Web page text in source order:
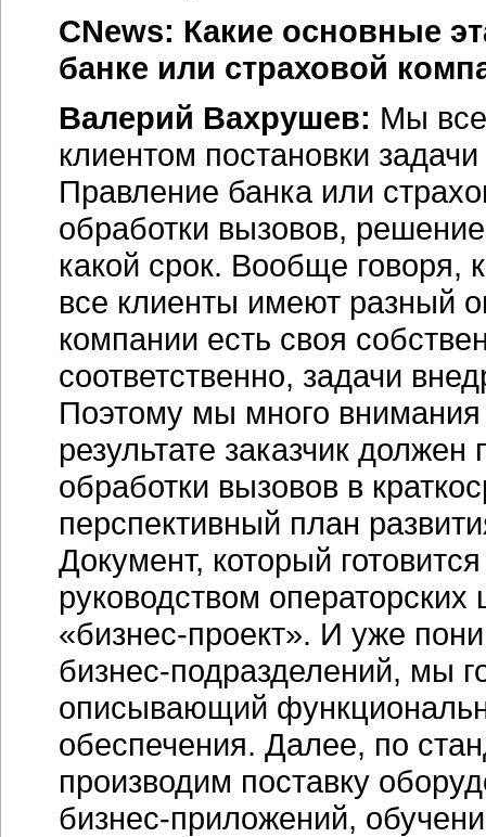
CNews: Какие основные
банке или страховой
Валерий Вахрушев: Мы
клиентом постановки
Правление банка или
обработки вызовов,
какой срок. Вообще
все клиенты имеют разный
компании есть своя
соответственно, задачи
Поэтому мы много внимания
результате заказчик
обработки вызовов в
перспективный план
Документ, который
руководством
«бизнес-проект». И уже
бизнес-подразделений, мы
описывающий
обеспечения. Далее, по
производим поставку
бизнес-приложений,